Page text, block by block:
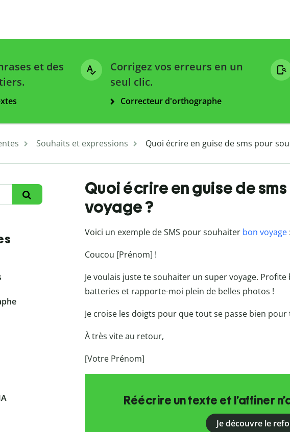
et des
Corrigez vos erreurs en un
seul clic.
Correcteur d'orthographe
Souhaits et expressions Quoi écrire en guise de sms pour
Quoi écrire en guise de
voyage ?
Voici un exemple de SMS pour souhaiter bon voyage:
Coucou [Prénom] !
Je voulais juste te souhaiter un super voyage.
batteries et rapporte-moi plein de belles photos !
Je croise les doigts pour que tout se passe bien
À très vite au retour,
[Votre Prénom]
Réécrire un texte et l’affiner
Je découvre le